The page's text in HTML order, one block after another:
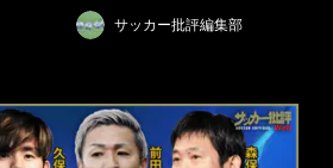
サッカー批評編集部